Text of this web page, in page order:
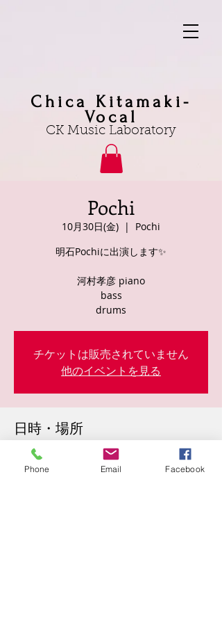
Chica Kitamaki-
Vocal
CK Music Laboratory
Pochi
10月30日(金)
  |
Pochi
明石Pochiに出演します✨
河村孝彦 piano
bass
drums
チケットは販売されていません
他のイベントを見る
日時・場所
2026年10月30日 19:30
Pochi, 日本、〒673-0892 兵庫県明石市本町
Phone Email Facebook